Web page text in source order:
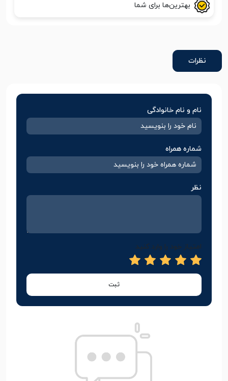
بهترین‌ها برای شما
نظرات
نام و نام خانوادگی
شماره همراه
نظر
امتیاز خود را وارد کنید
ثبت